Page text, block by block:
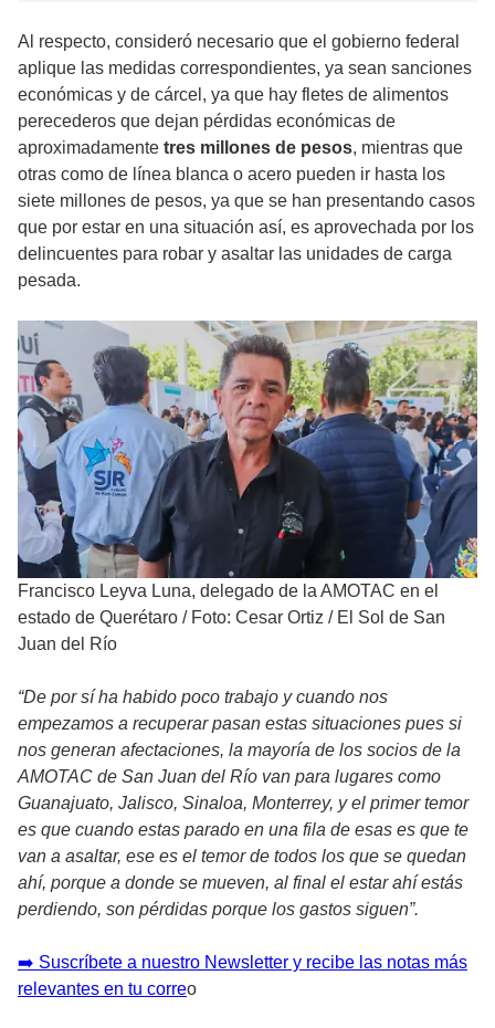
Al respecto, consideró necesario que el gobierno federal
aplique las medidas correspondientes, ya sean sanciones
económicas y de cárcel, ya que hay fletes de alimentos
perecederos que dejan pérdidas económicas de
aproximadamente tres millones de pesos, mientras que
otras como de línea blanca o acero pueden ir hasta los
siete millones de pesos, ya que se han presentando casos
que por estar en una situación así, es aprovechada por los
delincuentes para robar y asaltar las unidades de carga
pesada.
Francisco Leyva Luna, delegado de la AMOTAC en el
estado de Querétaro / Foto: Cesar Ortiz / El Sol de San
Juan del Río
“De por sí ha habido poco trabajo y cuando nos
empezamos a recuperar pasan estas situaciones pues si
nos generan afectaciones, la mayoría de los socios de la
AMOTAC de San Juan del Río van para lugares como
Guanajuato, Jalisco, Sinaloa, Monterrey, y el primer temor
es que cuando estas parado en una fila de esas es que te
van a asaltar, ese es el temor de todos los que se quedan
ahí, porque a donde se mueven, al final el estar ahí estás
perdiendo, son pérdidas porque los gastos siguen”.
➡️ Suscríbete a nuestro Newsletter y recibe las notas más
relevantes en tu correo